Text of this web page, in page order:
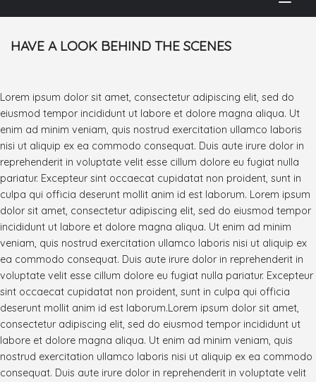
HAVE A LOOK BEHIND THE SCENES
Lorem ipsum dolor sit amet, consectetur adipiscing elit, sed do
eiusmod tempor incididunt ut labore et dolore magna aliqua. Ut
enim ad minim veniam, quis nostrud exercitation ullamco laboris
nisi ut aliquip ex ea commodo consequat. Duis aute irure dolor in
reprehenderit in voluptate velit esse cillum dolore eu fugiat nulla
pariatur. Excepteur sint occaecat cupidatat non proident, sunt in
culpa qui officia deserunt mollit anim id est laborum. Lorem ipsum
dolor sit amet, consectetur adipiscing elit, sed do eiusmod tempor
incididunt ut labore et dolore magna aliqua. Ut enim ad minim
veniam, quis nostrud exercitation ullamco laboris nisi ut aliquip ex
ea commodo consequat. Duis aute irure dolor in reprehenderit in
voluptate velit esse cillum dolore eu fugiat nulla pariatur. Excepteur
sint occaecat cupidatat non proident, sunt in culpa qui officia
deserunt mollit anim id est laborum.Lorem ipsum dolor sit amet,
consectetur adipiscing elit, sed do eiusmod tempor incididunt ut
labore et dolore magna aliqua. Ut enim ad minim veniam, quis
nostrud exercitation ullamco laboris nisi ut aliquip ex ea commodo
consequat. Duis aute irure dolor in reprehenderit in voluptate velit